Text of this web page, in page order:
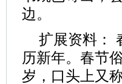
边。
扩展资料：
历新年。春节
岁，口头上又